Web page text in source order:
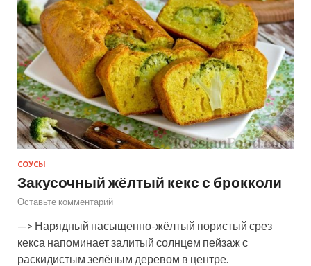
СОУСЫ
Закусочный жёлтый кекс с брокколи
Оставьте комментарий
—> Нарядный насыщенно-жёлтый пористый срез
кекса напоминает залитый солнцем пейзаж с
раскидистым зелёным деревом в центре.